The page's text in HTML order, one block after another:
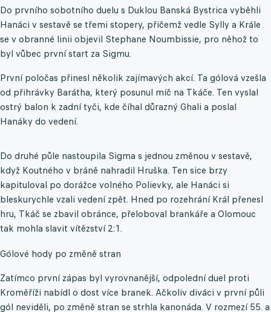
Do prvního sobotního duelu s Duklou Banská Bystrica vyběhli
Hanáci v sestavě se třemi stopery, přičemž vedle Sylly a Krále
se v obranné linii objevil Stephane Noumbissie, pro něhož to
byl vůbec první start za Sigmu.
První poločas přinesl několik zajímavých akcí. Ta gólová vzešla
od přihrávky Barátha, který posunul míč na Tkáče. Ten vyslal
ostrý balon k zadní tyči, kde číhal důrazný Ghali a poslal
Hanáky do vedení.
Do druhé půle nastoupila Sigma s jednou změnou v sestavě,
když Koutného v bráně nahradil Hruška. Ten sice brzy
kapituloval po dorážce volného Polievky, ale Hanáci si
bleskurychle vzali vedení zpět. Hned po rozehrání Král přenesl
hru, Tkáč se zbavil obránce, přeloboval brankáře a Olomouc
tak mohla slavit vítězství 2:1.
Gólové hody po změně stran
Zatímco první zápas byl vyrovnanější, odpolední duel proti
Kroměříži nabídl o dost více branek. Ačkoliv diváci v první půli
gól neviděli, po změně stran se strhla kanonáda. V rozmezí 55. a